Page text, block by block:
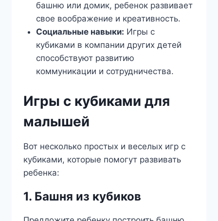
башню или домик, ребенок развивает
свое воображение и креативность.
Социальные навыки: Игры с
кубиками в компании других детей
способствуют развитию
коммуникации и сотрудничества.
Игры с кубиками для
малышей
Вот несколько простых и веселых игр с
кубиками, которые помогут развивать
ребенка:
1. Башня из кубиков